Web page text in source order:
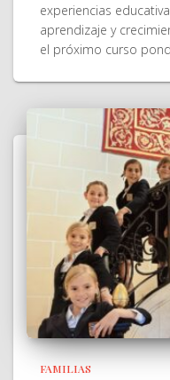
experiencias
aprendizaje y
el próximo curso
FAMILIAS